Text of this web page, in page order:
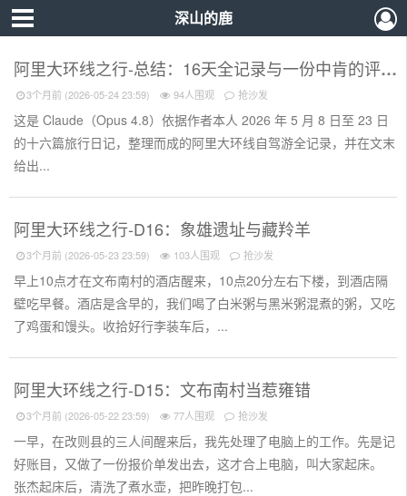
深山的鹿
阿里大环线之行-总结：16天全记录与一份中肯的评价
3个月前 (2026-05-24 23:59) 94人围观 抢沙发
这是 Claude（Opus 4.8）依据作者本人 2026 年 5 月 8 日至 23 日
的十六篇旅行日记，整理而成的阿里大环线自驾游全记录，并在文末
给出...
阿里大环线之行-D16：象雄遗址与藏羚羊
3个月前 (2026-05-23 23:59) 103人围观 抢沙发
早上10点才在文布南村的酒店醒来，10点20分左右下楼，到酒店隔
壁吃早餐。酒店是含早的，我们喝了白米粥与黑米粥混煮的粥，又吃
了鸡蛋和馒头。收拾好行李装车后，...
阿里大环线之行-D15：文布南村当惹雍错
3个月前 (2026-05-22 23:59) 77人围观 抢沙发
一早，在改则县的三人间醒来后，我先处理了电脑上的工作。先是记
好账目，又做了一份报价单发出去，这才合上电脑，叫大家起床。
张杰起床后，清洗了煮水壶，把昨晚打包...